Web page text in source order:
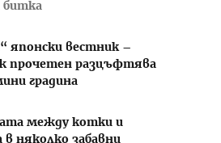
японски вестник –
прочетен разцъфтява
градина
между котки и
в няколко забавни